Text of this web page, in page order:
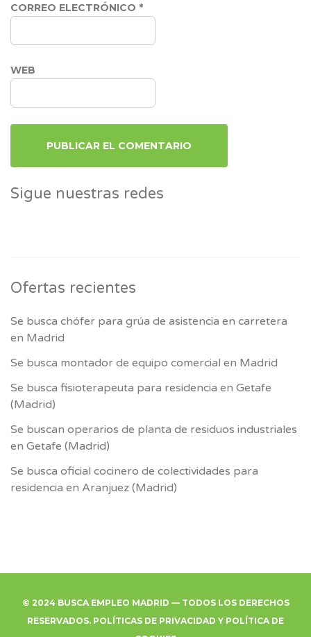
CORREO ELECTRÓNICO *
WEB
Sigue nuestras redes
Ofertas recientes
Se busca chófer para grúa de asistencia en carretera
en Madrid
Se busca montador de equipo comercial en Madrid
Se busca fisioterapeuta para residencia en Getafe
(Madrid)
Se buscan operarios de planta de residuos industriales
en Getafe (Madrid)
Se busca oficial cocinero de colectividades para
residencia en Aranjuez (Madrid)
© 2024 BUSCA EMPLEO MADRID — TODOS LOS DERECHOS
RESERVADOS. POLÍTICAS DE PRIVACIDAD Y POLÍTICA DE